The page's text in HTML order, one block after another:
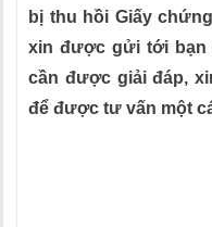
bị thu hồi Giấy
xin được gửi tới bạn
cần được giải đáp,
để được tư vấn một